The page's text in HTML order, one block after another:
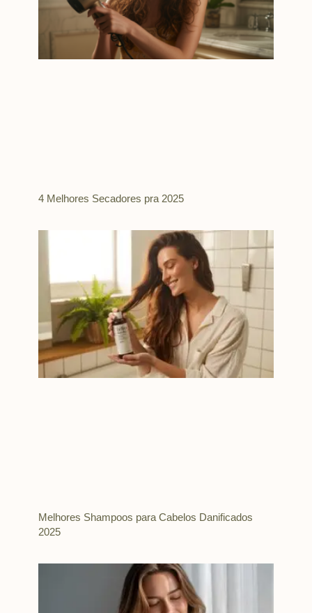
4 Melhores Secadores pra 2025
Melhores Shampoos para Cabelos Danificados
2025